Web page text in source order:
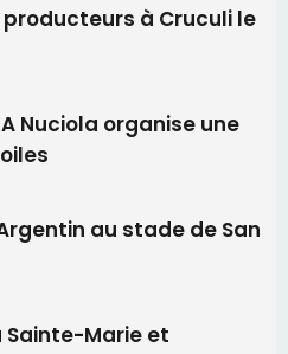
à Cruculi le
Nuciola organise une